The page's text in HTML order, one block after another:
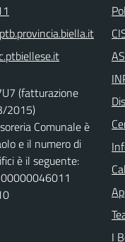
(fatturazione
2015)
Comunale è
e il numero di
è il seguente:
I